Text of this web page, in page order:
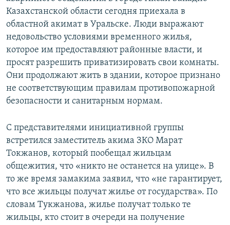
Казахстанской области сегодня приехала в
областной акимат в Уральске. Люди выражают
недовольство условиями временного жилья,
которое им предоставляют районные власти, и
просят разрешить приватизировать свои комнаты.
Они продолжают жить в здании, которое признано
не соответствующим правилам противопожарной
безопасности и санитарным нормам.
С представителями инициативной группы
встретился заместитель акима ЗКО Марат
Токжанов, который пообещал жильцам
общежития, что «никто не останется на улице». В
то же время замакима заявил, что «не гарантирует,
что все жильцы получат жилье от государства». По
словам Тукжанова, жилье получат только те
жильцы, кто стоит в очереди на получение